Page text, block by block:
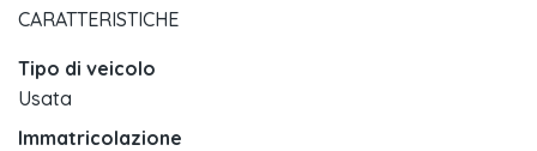
CARATTERISTICHE
Tipo di veicolo
Usata
Immatricolazione